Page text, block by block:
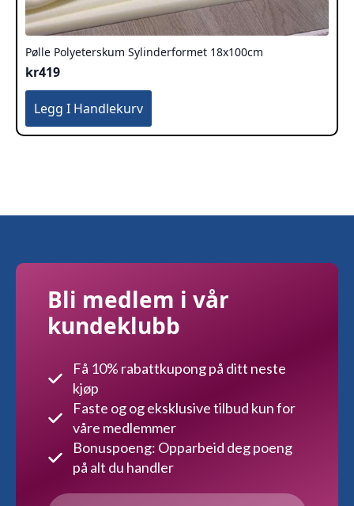
Pølle Polyeterskum Sylinderformet 18x100cm
kr419
Legg I Handlekurv
Bli medlem i vår
kundeklubb
Få 10% rabattkupong på ditt neste
kjøp
Faste og og eksklusive tilbud kun for
våre medlemmer
Bonuspoeng: Opparbeid deg poeng
på alt du handler